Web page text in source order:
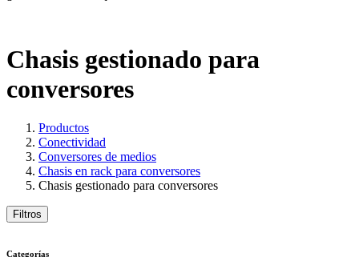
Chasis gestionado para
conversores
Productos
Conectividad
Conversores de medios
Chasis en rack para conversores
Chasis gestionado para conversores
Filtros
Categorías